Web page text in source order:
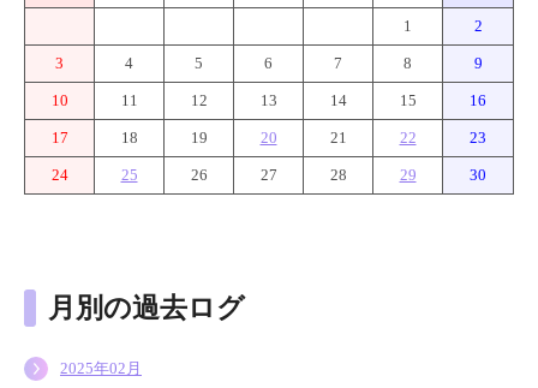
1 2
3 4 5 6 7 8 9
10 11 12 13 14 15 16
17 18 19 20 21 22 23
24 25 26 27 28 29 30
月別の過去ログ
2025年02月